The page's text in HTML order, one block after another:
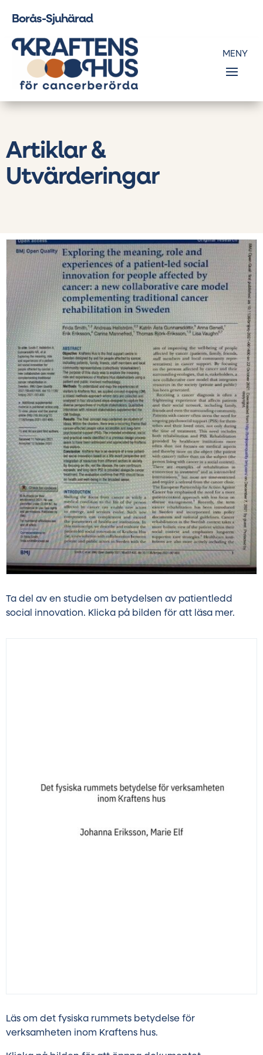
Borås-Sjuhärad
Artiklar &
Utvärderingar
Ta del av en studie om betydelsen av patientledd
social innovation. Klicka på bilden för att läsa mer.
Läs om det fysiska rummets betydelse för
verksamheten inom Kraftens hus.